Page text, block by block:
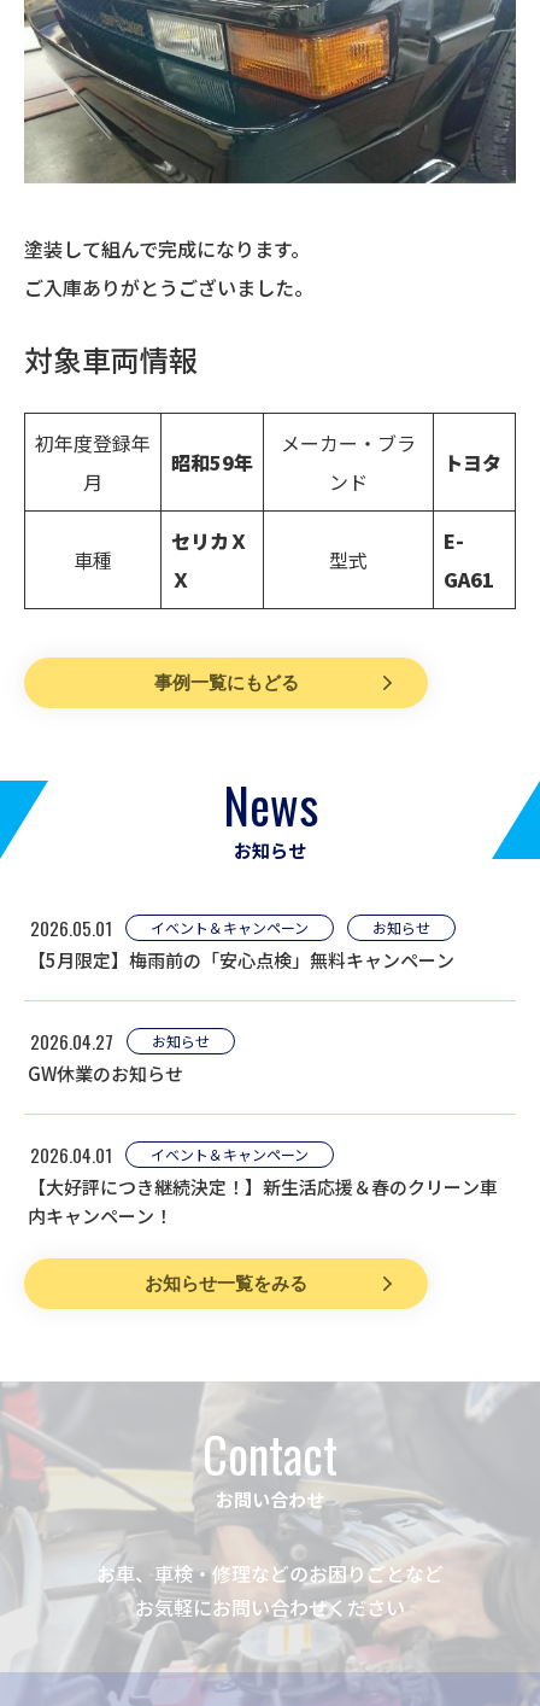
塗装して組んで完成になります。
ご入庫ありがとうございました。
対象車両情報
初年度登録年
月
昭和59年
メーカー・ブラ
ンド
トヨタ
車種
セリカＸ
Ｘ
型式
E-
GA61
事例一覧にもどる
News
お知らせ
2026.05.01 イベント＆キャンペーン お知らせ
【5月限定】梅雨前の「安心点検」無料キャンペーン
2026.04.27 お知らせ
GW休業のお知らせ
2026.04.01 イベント＆キャンペーン
【大好評につき継続決定！】新生活応援＆春のクリーン車
内キャンペーン！
お知らせ一覧をみる
Contact
お問い合わせ
お車、車検・修理などのお困りごとなど
お気軽にお問い合わせください